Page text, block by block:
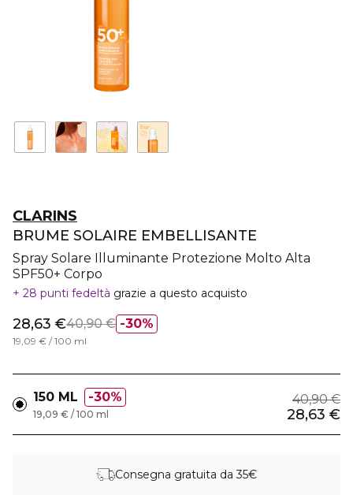
CLARINS
BRUME SOLAIRE EMBELLISANTE
Spray Solare Illuminante Protezione Molto Alta
SPF50+ Corpo
28 punti fedeltà grazie a questo acquisto
30%
28,63 €40,90 €
19,09 € / 100 ml
150 ML 30% 40,90 €
28,63 €
19,09 € / 100 ml
Consegna gratuita da 35€